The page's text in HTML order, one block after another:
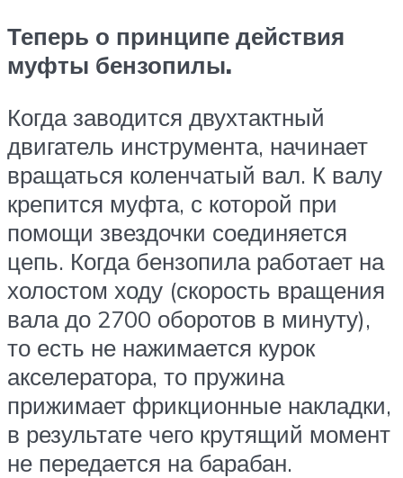
Теперь о принципе действия
муфты бензопилы.
Когда заводится двухтактный
двигатель инструмента, начинает
вращаться коленчатый вал. К валу
крепится муфта, с которой при
помощи звездочки соединяется
цепь. Когда бензопила работает на
холостом ходу (скорость вращения
вала до 2700 оборотов в минуту),
то есть не нажимается курок
акселератора, то пружина
прижимает фрикционные накладки,
в результате чего крутящий момент
не передается на барабан.